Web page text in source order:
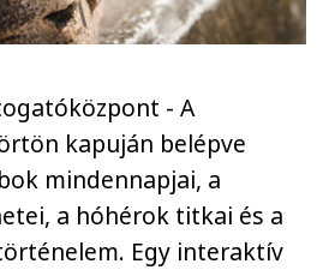
- A
kapuján belépve
mindennapjai, a
a hóhérok titkai és a
Egy interaktív